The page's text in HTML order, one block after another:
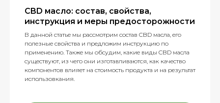
CBD масло: состав, свойства,
инструкция и меры предосторожности
В данной статье мы рассмотрим состав CBD масла, его
полезные свойства и предложим инструкцию по
применению. Также мы обсудим, какие виды CBD масла
существуют, из чего они изготавливаются, как качество
компонентов влияет на стоимость продукта и на результат
использовкания.